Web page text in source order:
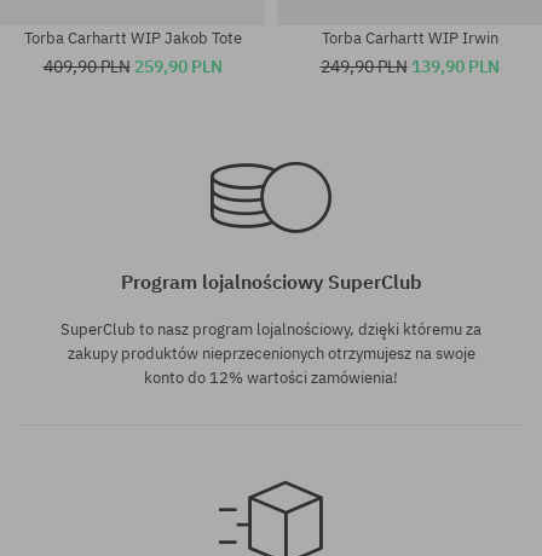
rozmiar uniwersalny
Torba Carhartt WIP Jakob Tote
409,90 PLN 259,90 PLN
Torba Carhartt WIP Irwin
249,90 PLN 139,90 PLN
Program lojalnościowy SuperClub
SuperClub to nasz program lojalnościowy, dzięki któremu za
zakupy produktów nieprzecenionych otrzymujesz na swoje
konto do 12% wartości zamówienia!